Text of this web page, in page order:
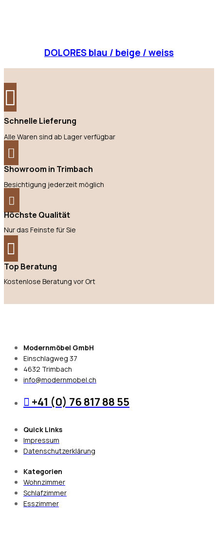
DOLORES blau / beige / weiss
Schnelle Lieferung
Alle Waren sind ab Lager verfügbar
Showroom in Trimbach
Besichtigung jederzeit möglich
Höchste Qualität
Nur das Feinste für Sie
Top Beratung
Kostenlose Beratung vor Ort
Modernmöbel GmbH
Einschlagweg 37
4632 Trimbach
info@modernmobel.ch
+41 (0) 76 817 88 55
Quick Links
Impressum
Datenschutzerklärung
Kategorien
Wohnzimmer
Schlafzimmer
Esszimmer